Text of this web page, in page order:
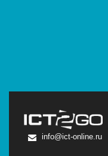
info@ict-online.ru